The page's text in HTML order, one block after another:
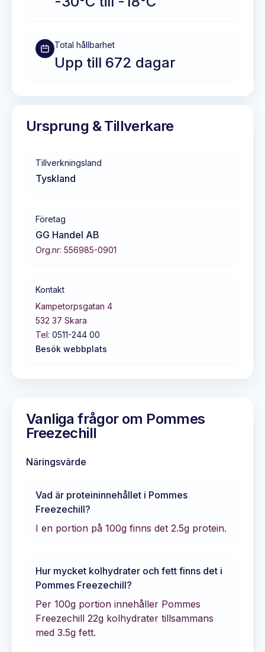
Total hållbarhet
Upp till 672 dagar
Ursprung & Tillverkare
Tillverkningsland
Tyskland
Företag
GG Handel AB
Org.nr: 556985-0901
Kontakt
Kampetorpsgatan 4
532 37 Skara
Tel: 0511-244 00
Besök webbplats
Vanliga frågor om Pommes
Freezechill
Näringsvärde
Vad är proteininnehållet i Pommes
Freezechill?
I en portion på 100g finns det 2.5g protein.
Hur mycket kolhydrater och fett finns det i
Pommes Freezechill?
Per 100g portion innehåller Pommes
Freezechill 22g kolhydrater tillsammans
med 3.5g fett.